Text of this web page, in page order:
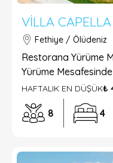
VILLA
Fethiye / Ölüdeniz
Restorana Yürüme
Yürüme Mesafesinde
HAFTALIK EN DÜŞÜK₺
8 4